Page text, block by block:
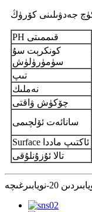
PH قىممىتى
كونكرېت سۇ
سۈمۈرۈلۈش
تىپ
نەملىك
چۆكۈش ۋاقتى
سانائەت ئۆلچىمى
Surface ئاكتىپ ماددا
تالا ئۇزۇنلۇقى